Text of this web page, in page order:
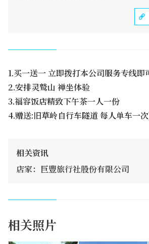
1.买一送一 立即拨打本公司服务专线即
2.安排灵鹫山 禅坐体验
3.福容饭店精致下午茶一人一份
4.赠送:旧草岭自行车隧道 每人单车一
相关资讯
店家：巨豐旅行社股份有限公司
相关照片